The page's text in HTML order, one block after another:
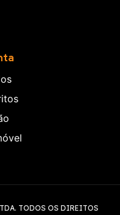
TODOS OS DIREITOS